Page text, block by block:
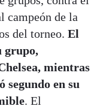
campeón de la
del torneo. El
grupo,
mientras
segundo en su
. El